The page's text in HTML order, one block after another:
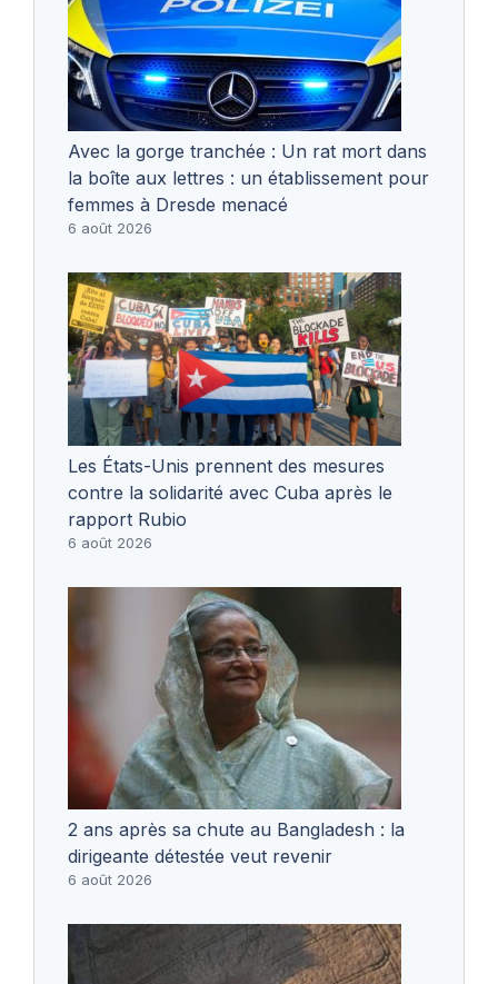
Avec la gorge tranchée : Un rat mort dans
la boîte aux lettres : un établissement pour
femmes à Dresde menacé
6 août 2026
Les États-Unis prennent des mesures
contre la solidarité avec Cuba après le
rapport Rubio
6 août 2026
2 ans après sa chute au Bangladesh : la
dirigeante détestée veut revenir
6 août 2026